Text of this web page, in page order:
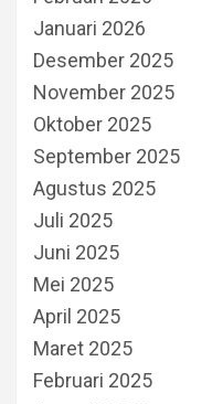
Januari 2026
Desember 2025
November 2025
Oktober 2025
September 2025
Agustus 2025
Juli 2025
Juni 2025
Mei 2025
April 2025
Maret 2025
Februari 2025